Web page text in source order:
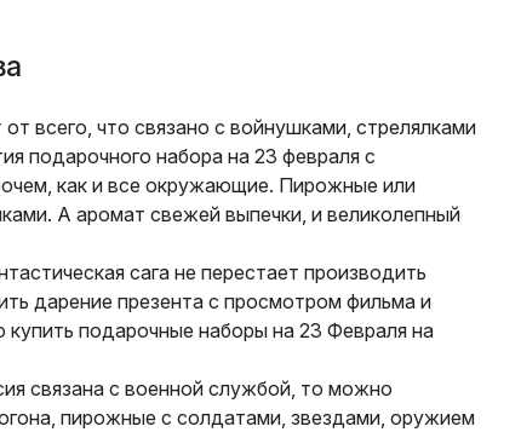
всего, что связано с войнушками, стрелялками
подарочного набора на 23 февраля с
как и все окружающие. Пирожные или
А аромат свежей выпечки, и великолепный
сага не перестает производить
дарение презента с просмотром фильма и
подарочные наборы на 23 Февраля на
связана с военной службой, то можно
пирожные с солдатами, звездами, оружием